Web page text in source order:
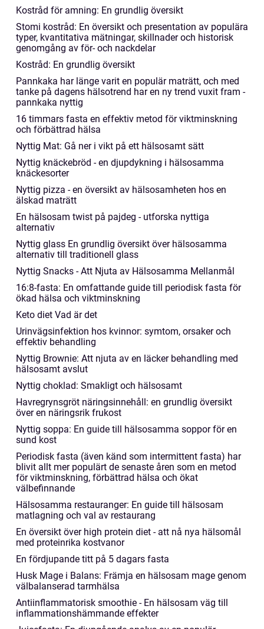
Kostråd för amning: En grundlig översikt
Stomi kostråd: En översikt och presentation av populära
typer, kvantitativa mätningar, skillnader och historisk
genomgång av för- och nackdelar
Kostråd: En grundlig översikt
Pannkaka har länge varit en populär maträtt, och med
tanke på dagens hälsotrend har en ny trend vuxit fram -
pannkaka nyttig
16 timmars fasta en effektiv metod för viktminskning
och förbättrad hälsa
Nyttig Mat: Gå ner i vikt på ett hälsosamt sätt
Nyttig knäckebröd - en djupdykning i hälsosamma
knäckesorter
Nyttig pizza - en översikt av hälsosamheten hos en
älskad maträtt
En hälsosam twist på pajdeg - utforska nyttiga
alternativ
Nyttig glass En grundlig översikt över hälsosamma
alternativ till traditionell glass
Nyttig Snacks - Att Njuta av Hälsosamma Mellanmål
16:8-fasta: En omfattande guide till periodisk fasta för
ökad hälsa och viktminskning
Keto diet Vad är det
Urinvägsinfektion hos kvinnor: symtom, orsaker och
effektiv behandling
Nyttig Brownie: Att njuta av en läcker behandling med
hälsosamt avslut
Nyttig choklad: Smakligt och hälsosamt
Havregrynsgröt näringsinnehåll: en grundlig översikt
över en näringsrik frukost
Nyttig soppa: En guide till hälsosamma soppor för en
sund kost
Periodisk fasta (även känd som intermittent fasta) har
blivit allt mer populärt de senaste åren som en metod
för viktminskning, förbättrad hälsa och ökat
välbefinnande
Hälsosamma restauranger: En guide till hälsosam
matlagning och val av restaurang
En översikt över high protein diet - att nå nya hälsomål
med proteinrika kostvanor
En fördjupande titt på 5 dagars fasta
Husk Mage i Balans: Främja en hälsosam mage genom
välbalanserad tarmhälsa
Antiinflammatorisk smoothie - En hälsosam väg till
inflammationshämmande effekter